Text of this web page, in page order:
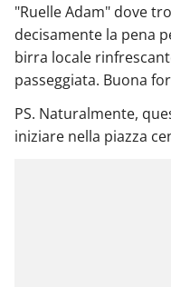
"Ruelle Adam" dove
decisamente la pena
birra locale
passeggiata. Buona
PS. Naturalmente,
iniziare nella piazza